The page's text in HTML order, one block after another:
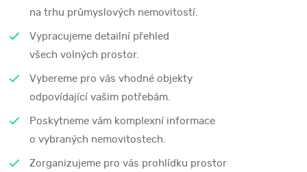
na trhu průmyslových nemovitostí.
Vypracujeme detailní přehled
všech volných prostor.
Vybereme pro vás vhodné objekty
odpovídající vašim potřebám.
Poskytneme vám komplexní informace
o vybraných nemovitostech.
Zorganizujeme pro vás prohlídku prostor